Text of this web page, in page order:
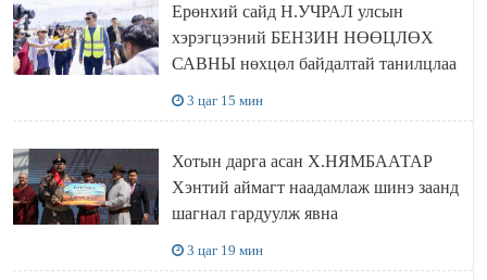
Ерөнхий сайд Н.УЧРАЛ улсын
хэрэгцээний БЕНЗИН НӨӨЦЛӨХ
САВНЫ нөхцөл байдалтай танилцлаа
3 цаг 15 мин
Хотын дарга асан Х.НЯМБААТАР
Хэнтий аймагт наадамлаж шинэ заанд
шагнал гардуулж явна
3 цаг 19 мин